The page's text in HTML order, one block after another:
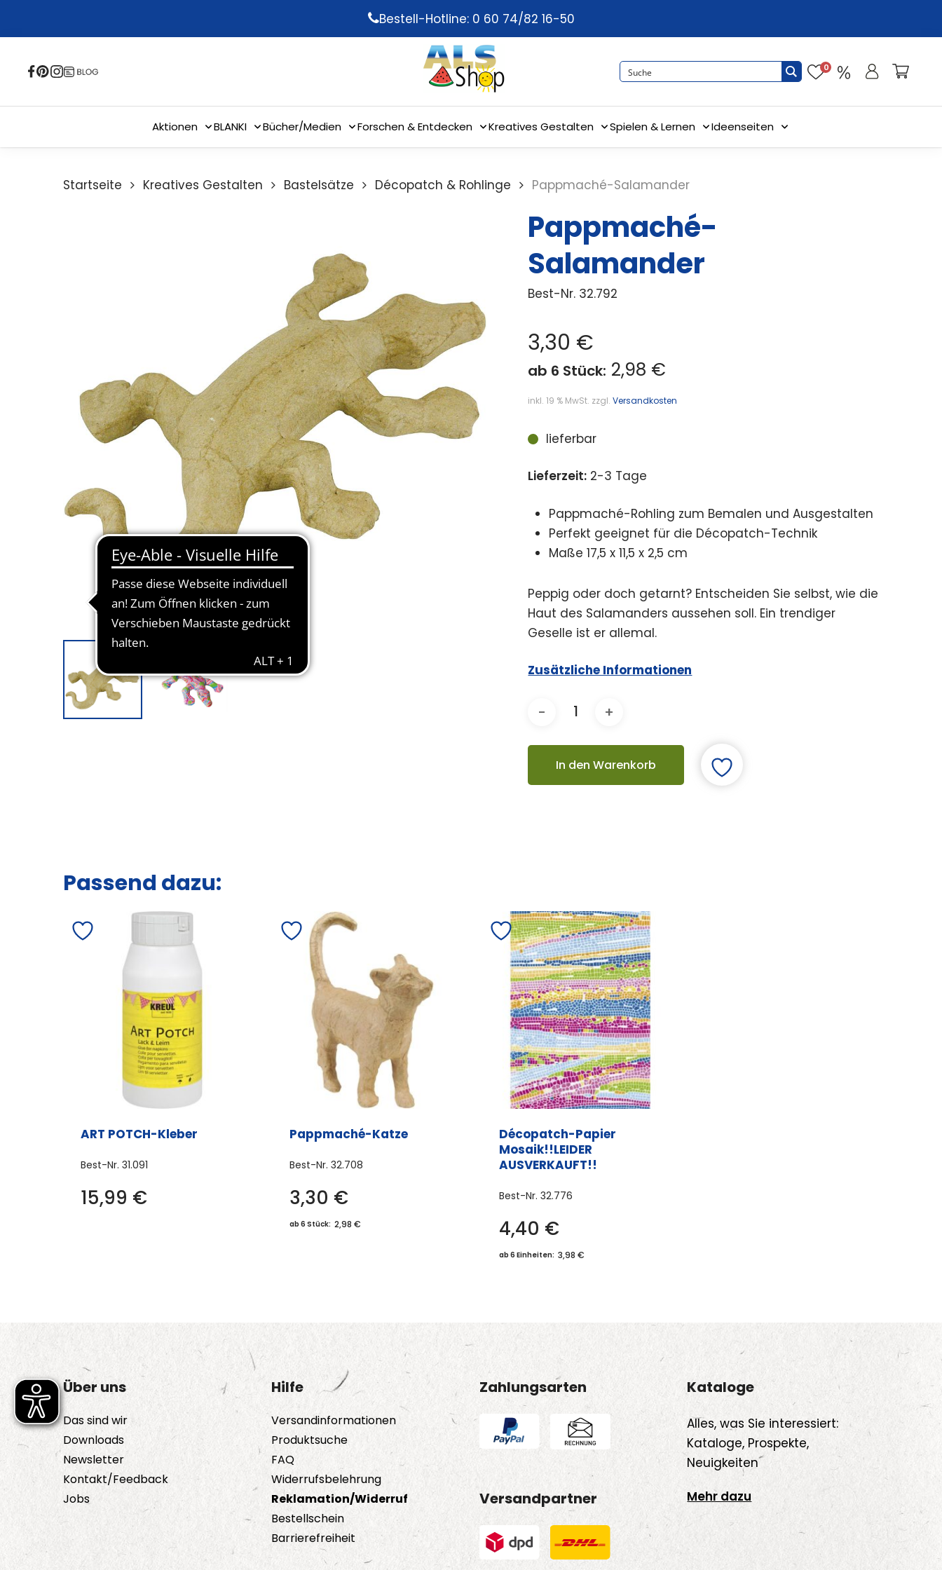
content
Bestell-Hotline: 0 60 74/82 16-50
0
Aktionen BLANKI Bücher/Medien Forschen & Entdecken Kreatives Gestalten Spielen & Lernen Ideenseiten
Startseite Kreatives Gestalten Bastelsätze Décopatch & Rohlinge Pappmaché-Salamander
Pappmaché-
Salamander
Best-Nr. 32.792
3,30 €
ab 6 Stück: 2,98 €
inkl. 19 % MwSt. zzgl.Versandkosten
lieferbar
Lieferzeit: 2-3 Tage
Pappmaché-Rohling zum Bemalen und Ausgestalten
Perfekt geeignet für die Décopatch-Technik
Maße 17,5 x 11,5 x 2,5 cm
Peppig oder doch getarnt? Entscheiden Sie selbst, wie die
Haut des Salamanders aussehen soll. Ein trendiger
Geselle ist er allemal.
Zusätzliche Informationen
In den Warenkorb
Passend dazu:
ART POTCH-Kleber
Best-Nr. 31.091
15,99 €
Pappmaché-Katze
Best-Nr.32.708
3,30 €
ab 6 Stück: 2,98 €
Décopatch-Papier
Mosaik!!LEIDER
AUSVERKAUFT!!
Best-Nr. 32.776
4,40 €
ab 6 Einheiten: 3,98 €
Über uns
Das sind wir
Downloads
Newsletter
Kontakt/Feedback
Jobs
Hilfe
Versandinformationen
Produktsuche
FAQ
Widerrufsbelehrung
Reklamation/Widerruf
Bestellschein
Barrierefreiheit
Zahlungsarten
Versandpartner
Kataloge
Alles, was Sie interessiert:
Kataloge, Prospekte,
Neuigkeiten
Mehr dazu